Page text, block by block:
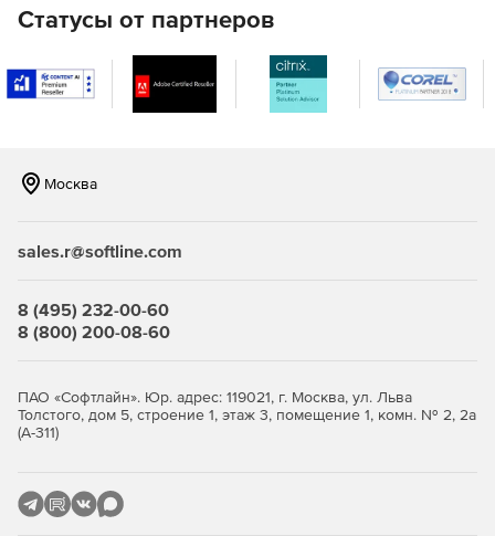
Может работать в многопоточных приложениях.
Статусы от партнеров
Москва
sales.r@softline.com
8 (495) 232-00-60
8 (800) 200-08-60
ПАО «Софтлайн». Юр. адрес: 119021, г. Москва, ул. Льва
Толстого, дом 5, строение 1, этаж 3, помещение 1, комн. № 2, 2а
(А-311)